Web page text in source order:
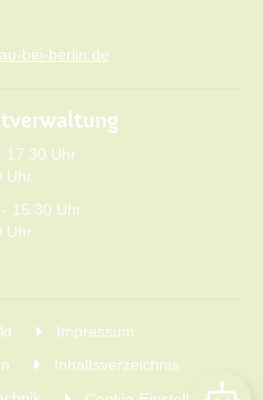
bei-berlin.de
Uhr
Uhr
15.30 Uhr
Uhr
Impressum
Inhaltsverzeichnis